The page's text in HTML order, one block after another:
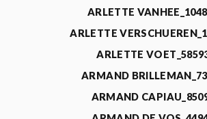
ARLETTE
ARLETTE
ARLETTE
ARMAND
ARMAND